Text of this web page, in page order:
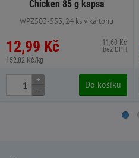
Chicken 85 g kapsa
WPZ503-553, 24 ks v kartonu
12,99 Kč
152,82 Kč/kg
11,60 Kč
bez DPH
+
-
Do košíku